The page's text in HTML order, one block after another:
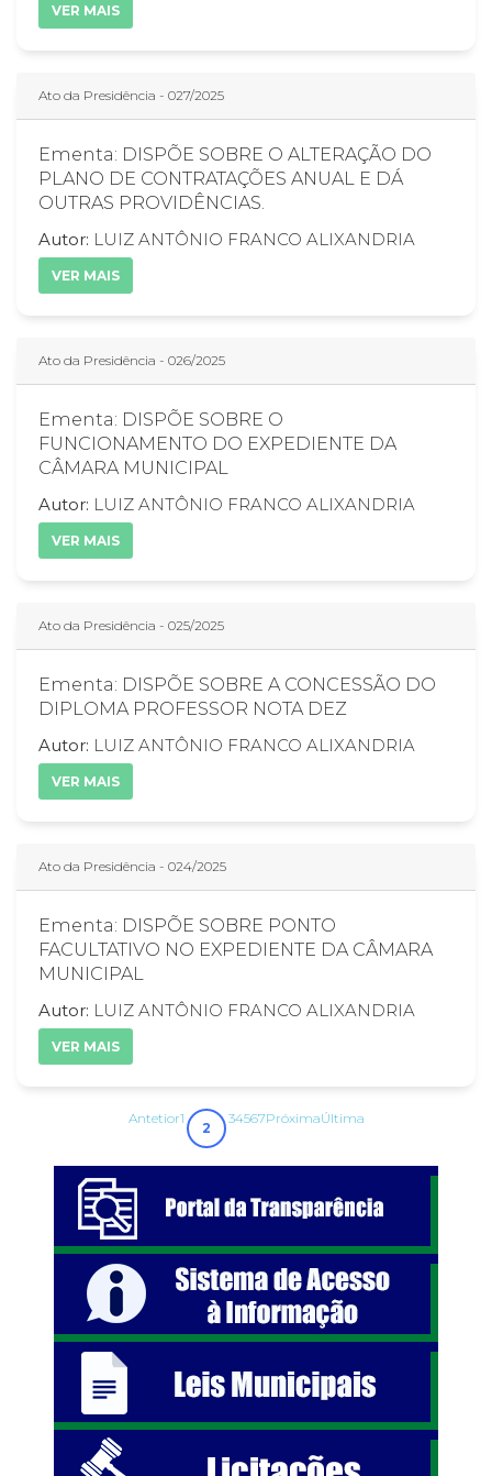
VER MAIS
Ato da Presidência - 027/2025
Ementa: DISPÕE SOBRE O ALTERAÇÃO DO
PLANO DE CONTRATAÇÕES ANUAL E DÁ
OUTRAS PROVIDÊNCIAS.
Autor: LUIZ ANTÔNIO FRANCO ALIXANDRIA
VER MAIS
Ato da Presidência - 026/2025
Ementa: DISPÕE SOBRE O
FUNCIONAMENTO DO EXPEDIENTE DA
CÂMARA MUNICIPAL
Autor: LUIZ ANTÔNIO FRANCO ALIXANDRIA
VER MAIS
Ato da Presidência - 025/2025
Ementa: DISPÕE SOBRE A CONCESSÃO DO
DIPLOMA PROFESSOR NOTA DEZ
Autor: LUIZ ANTÔNIO FRANCO ALIXANDRIA
VER MAIS
Ato da Presidência - 024/2025
Ementa: DISPÕE SOBRE PONTO
FACULTATIVO NO EXPEDIENTE DA CÂMARA
MUNICIPAL
Autor: LUIZ ANTÔNIO FRANCO ALIXANDRIA
VER MAIS
Antetior1
2
34567PróximaÚltima